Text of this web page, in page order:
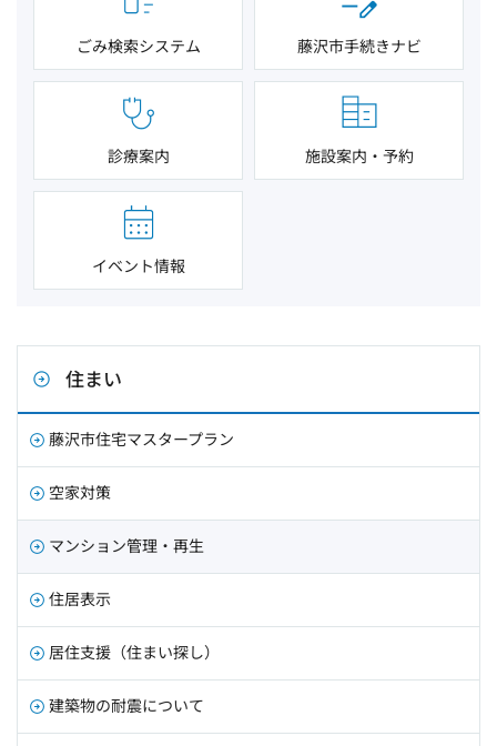
ごみ検索システム 藤沢市手続きナビ
診療案内 施設案内・予約
イベント情報
住まい
藤沢市住宅マスタープラン
空家対策
マンション管理・再生
住居表示
居住支援（住まい探し）
建築物の耐震について